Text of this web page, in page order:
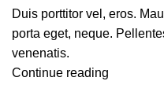
Duis porttitor vel, eros.
porta eget, neque.
venenatis.
Continue reading